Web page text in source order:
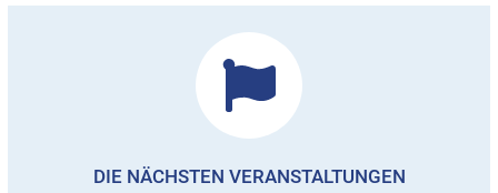
DIE NÄCHSTEN VERANSTALTUNGEN